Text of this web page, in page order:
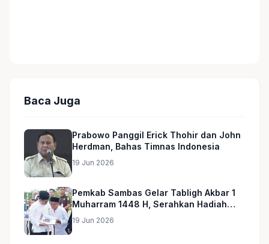
Baca Juga
Prabowo Panggil Erick Thohir dan John
Herdman, Bahas Timnas Indonesia
19 Jun 2026
Pemkab Sambas Gelar Tabligh Akbar 1
Muharram 1448 H, Serahkan Hadiah
Umroh untuk Guru Ngaji dan Imam
19 Jun 2026